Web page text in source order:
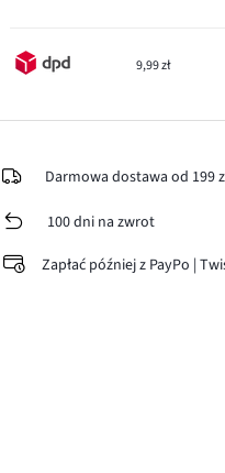
9,99 zł
Darmowa dostawa od 199
100 dni na zwrot
Zapłać później z PayPo |